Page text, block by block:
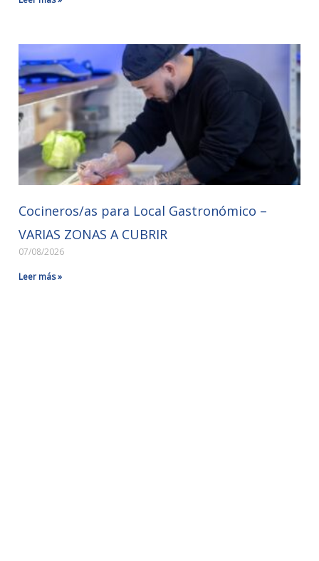
Cocineros/as para Local Gastronómico –
VARIAS ZONAS A CUBRIR
07/08/2026
Leer más »